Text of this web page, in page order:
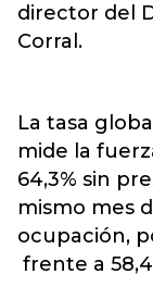
director del
Corral.
La tasa
mide la
64,3% sin
mismo mes
ocupación,
frente a